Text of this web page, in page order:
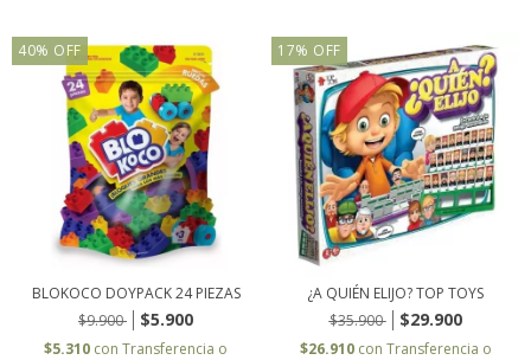
40% OFF
BLOKOCO DOYPACK 24 PIEZAS
$9.900
$5.900
$5.310 con Transferencia o
17% OFF
¿A QUIÉN ELIJO? TOP TOYS
$35.900
$29.900
$26.910 con Transferencia o